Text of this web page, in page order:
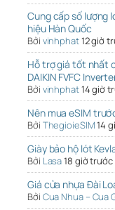
Cung cấp số lượng
hiệu Hàn Quốc
Bởi vinhphat12 giờ
Hỗ trợ giá tốt nhất
DAIKIN FVFC
Bởi vinhphat14 giờ
Nên mua eSIM
Bởi ThegioieSIM14
Giày bảo hộ lót
Bởi Lasa18 giờ trước
Giá cửa nhựa Đài
Bởi Cua Nhua – Cua